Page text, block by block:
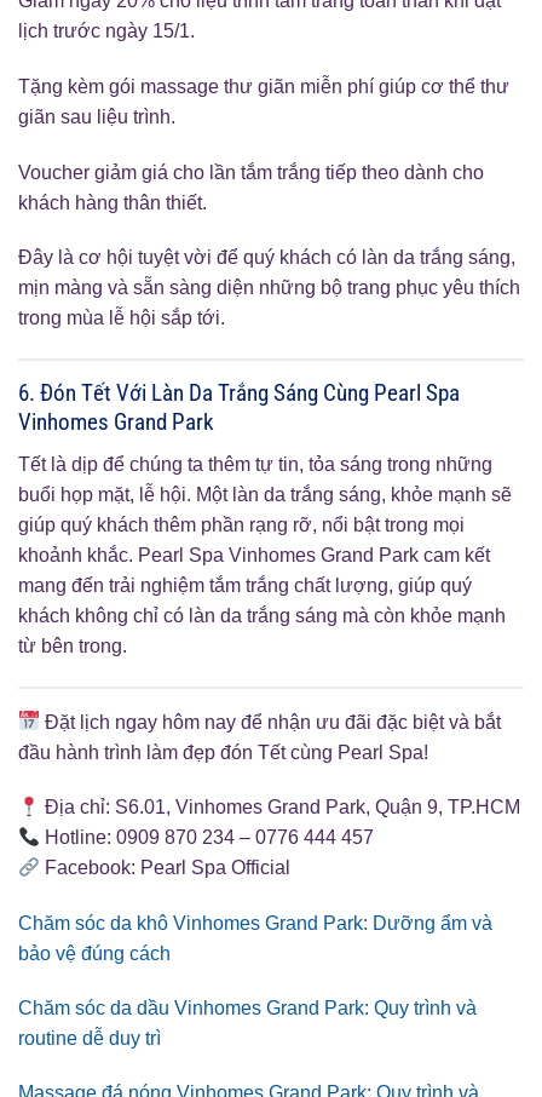
lịch trước ngày 15/1.
Tặng kèm gói massage thư giãn miễn phí giúp cơ thể thư
giãn sau liệu trình.
Voucher giảm giá cho lần tắm trắng tiếp theo dành cho
khách hàng thân thiết.
Đây là cơ hội tuyệt vời để quý khách có làn da trắng sáng,
mịn màng và sẵn sàng diện những bộ trang phục yêu thích
trong mùa lễ hội sắp tới.
6. Đón Tết Với Làn Da Trắng Sáng Cùng Pearl Spa
Vinhomes Grand Park
Tết là dịp để chúng ta thêm tự tin, tỏa sáng trong những
buổi họp mặt, lễ hội. Một làn da trắng sáng, khỏe mạnh sẽ
giúp quý khách thêm phần rạng rỡ, nổi bật trong mọi
khoảnh khắc. Pearl Spa Vinhomes Grand Park cam kết
mang đến trải nghiệm tắm trắng chất lượng, giúp quý
khách không chỉ có làn da trắng sáng mà còn khỏe mạnh
từ bên trong.
Đặt lịch ngay hôm nay để nhận ưu đãi đặc biệt và bắt
đầu hành trình làm đẹp đón Tết cùng Pearl Spa!
Địa chỉ: S6.01, Vinhomes Grand Park, Quận 9, TP.HCM
Hotline: 0909 870 234 – 0776 444 457
Facebook: Pearl Spa Official
Chăm sóc da khô Vinhomes Grand Park: Dưỡng ẩm và
bảo vệ đúng cách
Chăm sóc da dầu Vinhomes Grand Park: Quy trình và
routine dễ duy trì